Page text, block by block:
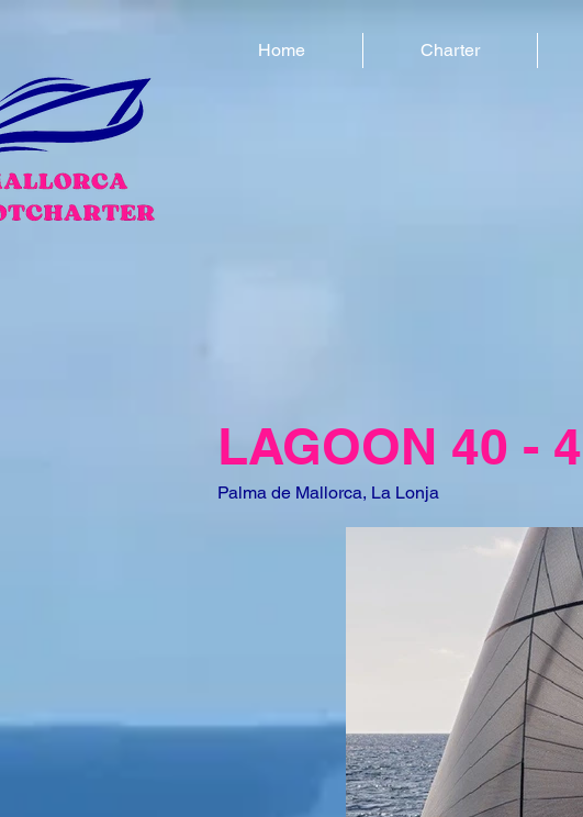
Home Charter
LAGOON 40 -
Palma de Mallorca, La Lonja